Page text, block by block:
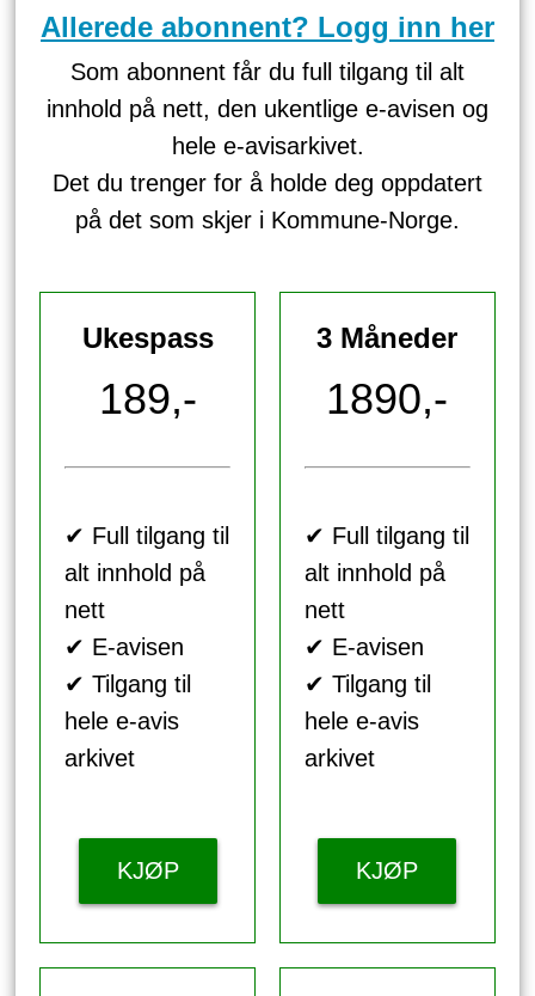
Allerede abonnent? Logg inn her
Som abonnent får du full tilgang til alt
innhold på nett, den ukentlige e-avisen og
hele e-avisarkivet.
Det du trenger for å holde deg oppdatert
på det som skjer i Kommune-Norge.
Ukespass
189,-
✔ Full tilgang til
alt innhold på
nett
✔ E-avisen
✔ Tilgang til
hele e-avis
arkivet
KJØP
3 Måneder
1890,-
✔ Full tilgang til
alt innhold på
nett
✔ E-avisen
✔ Tilgang til
hele e-avis
arkivet
KJØP